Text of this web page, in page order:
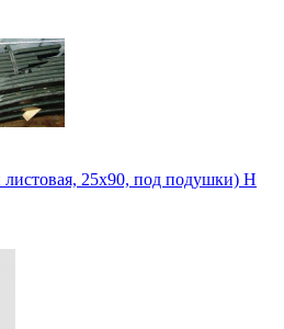
25х90, под подушки) H